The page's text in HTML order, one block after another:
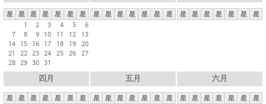
星 星 星 星 星 星
星
1
2 3 4 5
6
7
8 9 10 11 12
13
14 15 16 17 18 19 20
21
22 23 24 25 26 27
28 29 30 31
星 星 星 星 星 星 星 星 星 星 星 星 星 星
四月
星 星 星 星 星 星 星
五月
星 星 星 星 星 星 星
六月
星 星 星 星 星 星 星